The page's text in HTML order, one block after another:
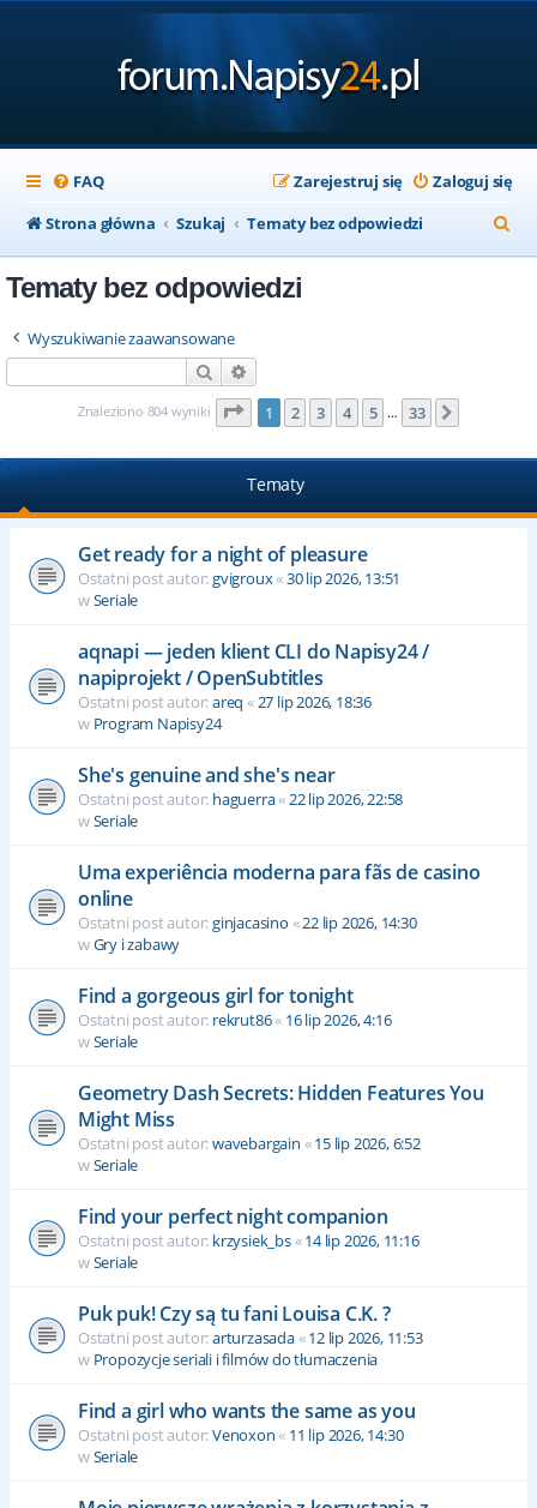
FAQ Zaloguj się
Zarejestruj się
Strona główna
Szukaj Tematy bez odpowiedzi
z
Tematy bez odpowiedzi
Wyszukiwanie zaawansowane
Szukaj
Znaleziono 804 wyniki Strona1 z33
1 2 3 4 5 … 33
Tematy
Get ready for a night of pleasure
Ostatni post autor:gvigroux«30 lip 2026, 13:51
wSeriale
aqnapi — jeden klient CLI do Napisy24 /
napiprojekt / OpenSubtitles
Ostatni post autor:areq « 27 lip 2026, 18:36
w Program Napisy24
She's genuine and she's near
Ostatni post autor: haguerra« 22 lip 2026, 22:58
wSeriale
Uma experiência moderna para fãs de casino
online
Ostatni post autor:ginjacasino «22 lip 2026, 14:30
wGry i zabawy
Find a gorgeous girl for tonight
Ostatni post autor: rekrut86« 16 lip 2026, 4:16
wSeriale
Geometry Dash Secrets: Hidden Features You
Might Miss
Ostatni post autor:wavebargain «15 lip 2026, 6:52
wSeriale
Find your perfect night companion
Ostatni post autor: krzysiek_bs«14 lip 2026, 11:16
wSeriale
Puk puk! Czy są tu fani Louisa C.K. ?
Ostatni post autor:arturzasada«12 lip 2026, 11:53
w Propozycje seriali i filmów do tłumaczenia
Find a girl who wants the same as you
Ostatni post autor:Venoxon« 11 lip 2026, 14:30
wSeriale